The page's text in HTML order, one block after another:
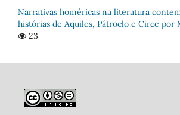
Narrativas homéricas na literatura
histórias de Aquiles, Pátroclo e Circe
23